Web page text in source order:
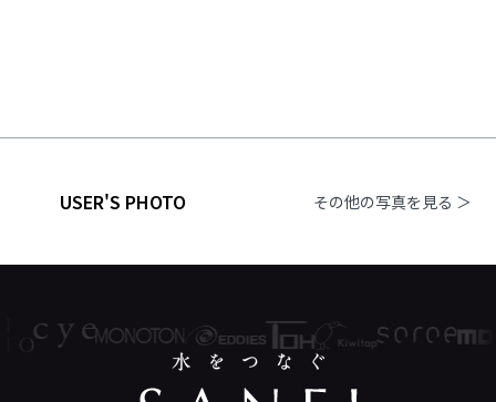
USER'S PHOTO その他の写真を見る ＞